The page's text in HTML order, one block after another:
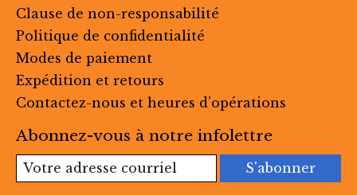
Clause de non-responsabilité
Politique de confidentialité
Modes de paiement
Expédition et retours
Contactez-nous et heures d’opérations
Abonnez-vous à notre infolettre
S'abonner